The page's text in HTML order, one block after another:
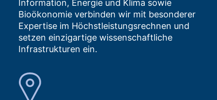
Information, Energie und Klima sowie
Bioökonomie verbinden wir mit besonderer
Expertise im Höchstleistungsrechnen und
setzen einzigartige wissenschaftliche
Infrastrukturen ein.